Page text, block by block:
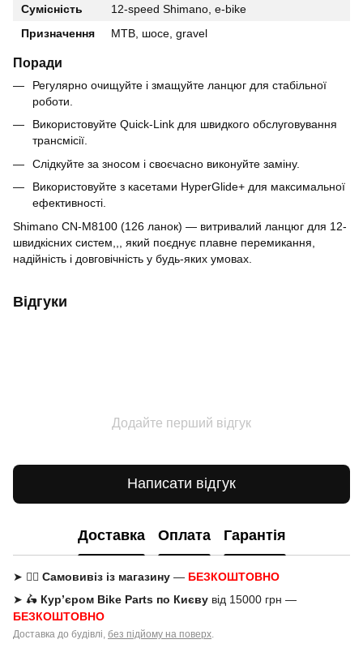
Сумісність
12-speed Shimano, e-bike
Призначення
MTB, шосе, gravel
Поради
Регулярно очищуйте і змащуйте ланцюг для стабільної
роботи.
Використовуйте Quick-Link для швидкого обслуговування
трансмісії.
Слідкуйте за зносом і своєчасно виконуйте заміну.
Використовуйте з касетами HyperGlide+ для максимальної
ефективності.
Shimano CN-M8100 (126 ланок) — витривалий ланцюг для 12-
швидкісних систем,,, який поєднує плавне перемикання,
надійність і довговічність у будь-яких умовах.
Відгуки
Додайте перший відгук
Написати відгук
Доставка Оплата Гарантія
➤ 🚶‍♂️ Самовивіз із магазину — БЕЗКОШТОВНО
➤ 🛵 Кур’єром Bike Parts по Києву від 15000 грн —
БЕЗКОШТОВНО
Доставка до будівлі, без підйому на поверх